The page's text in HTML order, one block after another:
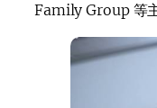
Family Group 等